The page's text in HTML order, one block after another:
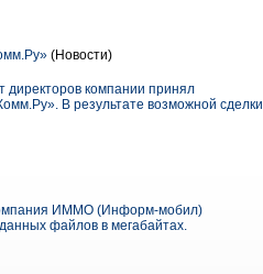
(Новости)
директоров компании принял
В результате возможной сделки
ИММО (Информ-мобил)
файлов в мегабайтах.